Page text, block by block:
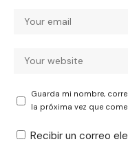
Guarda mi nombre,
la próxima vez que
Recibir un correo